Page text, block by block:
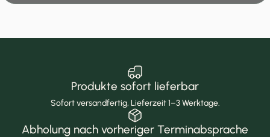
Produkte sofort lieferbar
Sofort versandfertig, Lieferzeit 1–3 Werktage.
Abholung nach vorheriger Terminabsprache